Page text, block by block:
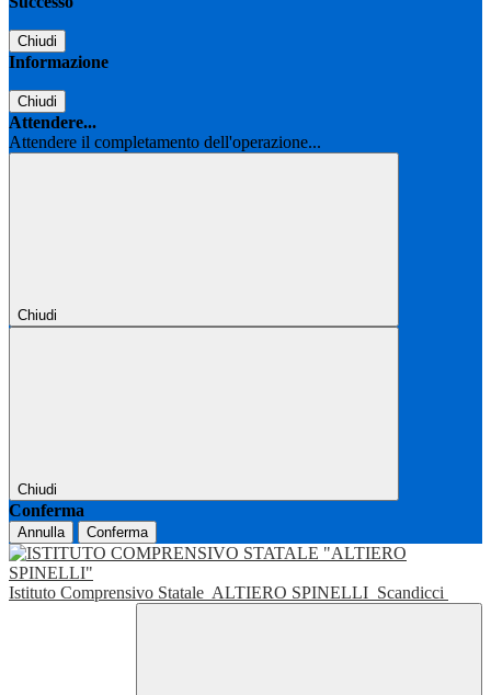
Chiudi
Informazione
Chiudi
Attendere...
Attendere il completamento dell'operazione...
Chiudi
Chiudi
Conferma
Annulla Conferma
Istituto Comprensivo Statale ALTIERO SPINELLI Scandicci